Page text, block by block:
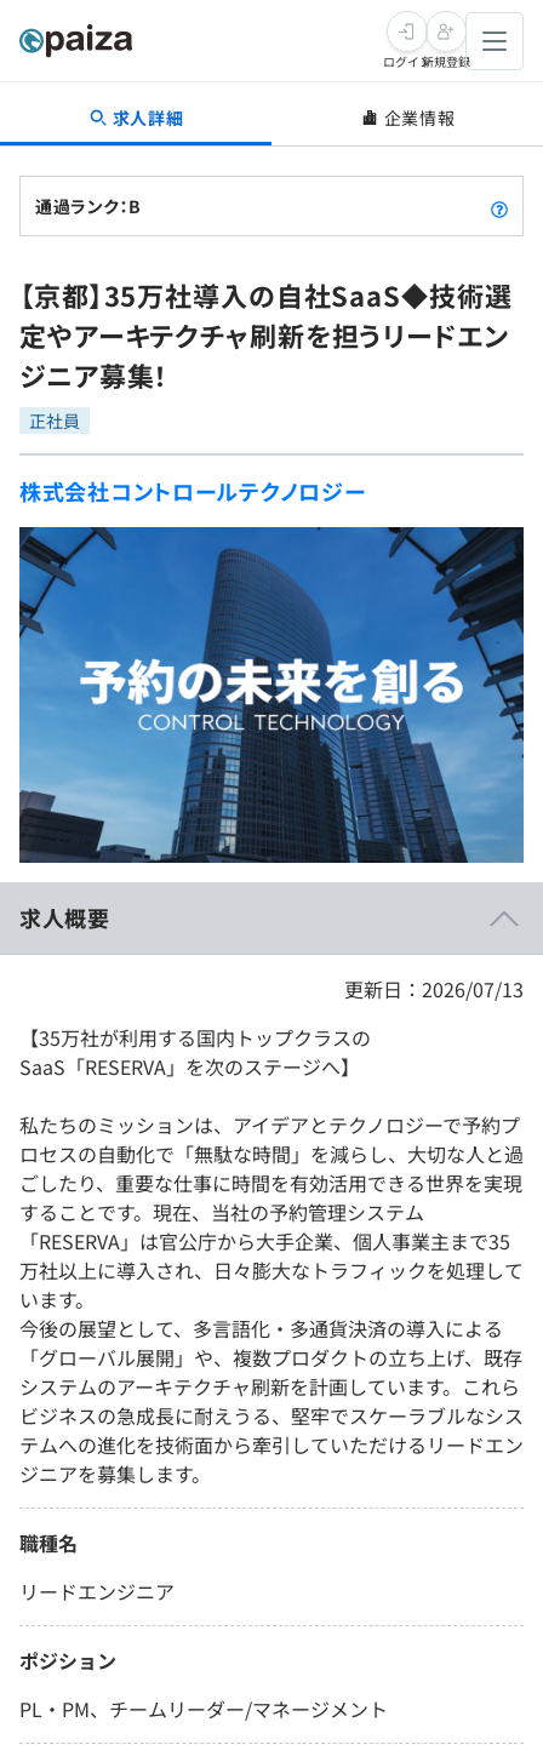
転職・キャリア
転職成功ガイド
転職エージェント
インタビュー
転職成功ガイド
新卒就活
求人検索
本選考
インターン
新卒エージェント
イベント・セミナー
インタビュー
就活成功ガイド
学習
問題集
4択課題
ナレッジ
リファレンス
法人向けプラン
学校向けプラン
契約内容・クーポン
プログラミング言語
評価結果一覧
再チャレンジ結果一覧
ゲーム・マンガ
Tech Team Journal
paiza times
paizaとは？
ログイン新規登録
求人詳細 企業情報
通過ランク：B
【京都】35万社導入の自社SaaS◆技術選
定やアーキテクチャ刷新を担うリードエン
ジニア募集！
正社員
株式会社コントロールテクノロジー
求人概要
更新日：2026/07/13
【35万社が利用する国内トップクラスの
SaaS「RESERVA」を次のステージへ】
私たちのミッションは、アイデアとテクノロジーで予約プ
ロセスの自動化で「無駄な時間」を減らし、大切な人と過
ごしたり、重要な仕事に時間を有効活用できる世界を実現
することです。現在、当社の予約管理システム
「RESERVA」は官公庁から大手企業、個人事業主まで35
万社以上に導入され、日々膨大なトラフィックを処理して
います。
今後の展望として、多言語化・多通貨決済の導入による
「グローバル展開」や、複数プロダクトの立ち上げ、既存
システムのアーキテクチャ刷新を計画しています。これら
ビジネスの急成長に耐えうる、堅牢でスケーラブルなシス
テムへの進化を技術面から牽引していただけるリードエン
ジニアを募集します。
職種名
リードエンジニア
ポジション
PL・PM、チームリーダー/マネージメント